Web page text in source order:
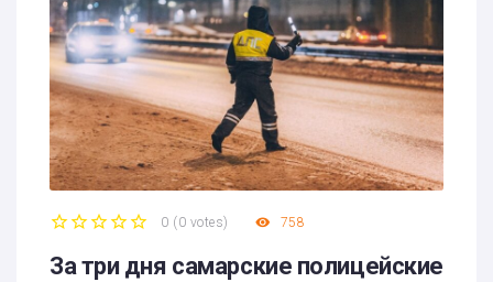
0 ( 0 votes) 758
За три дня самарские полицейские